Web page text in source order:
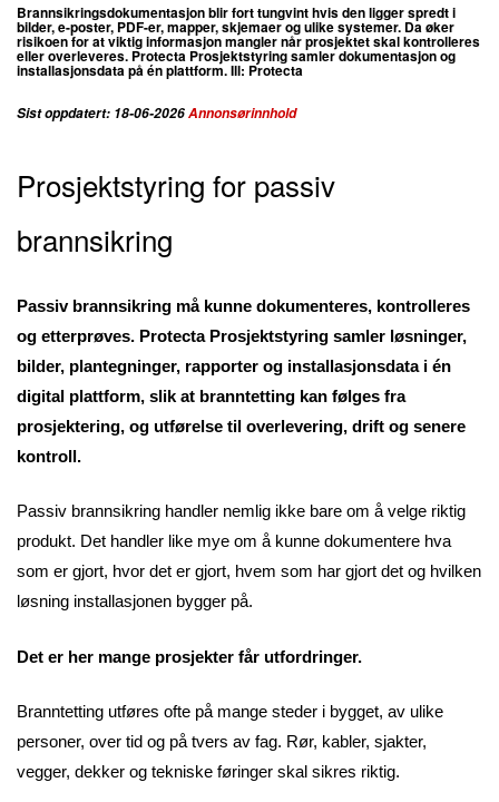
Brannsikringsdokumentasjon blir fort tungvint hvis den ligger spredt i
bilder, e-poster, PDF-er, mapper, skjemaer og ulike systemer. Da øker
risikoen for at viktig informasjon mangler når prosjektet skal kontrolleres
eller overleveres. Protecta Prosjektstyring samler dokumentasjon og
installasjonsdata på én plattform. Ill: Protecta
Sist oppdatert: 18-06-2026Annonsørinnhold
Prosjektstyring for passiv
brannsikring
Passiv brannsikring må kunne dokumenteres, kontrolleres
og etterprøves. Protecta Prosjektstyring samler løsninger,
bilder, plantegninger, rapporter og installasjonsdata i én
digital plattform, slik at branntetting kan følges fra
prosjektering, og utførelse til overlevering, drift og senere
kontroll.
Passiv brannsikring handler nemlig ikke bare om å velge riktig
produkt. Det handler like mye om å kunne dokumentere hva
som er gjort, hvor det er gjort, hvem som har gjort det og hvilken
løsning installasjonen bygger på.
Det er her mange prosjekter får utfordringer.
Branntetting utføres ofte på mange steder i bygget, av ulike
personer, over tid og på tvers av fag. Rør, kabler, sjakter,
vegger, dekker og tekniske føringer skal sikres riktig.